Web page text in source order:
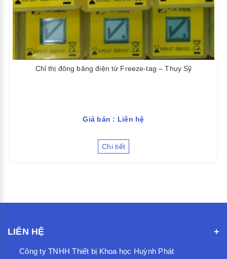
Chỉ thị đông băng điện tử Freeze-tag – Thụy Sỹ
Giá bán : Liên hệ
Chi tiết
LIÊN HỆ
Công ty TNHH Thiết bị Khoa học Huỳnh Phát